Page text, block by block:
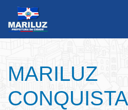
MARILUZ
CONQUISTA